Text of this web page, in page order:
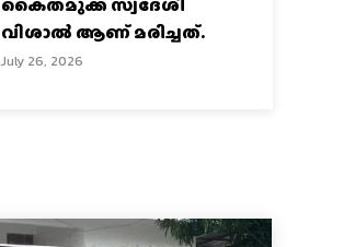
വിശാല്‍ ആണ് മരിച്ചത്.
July 26, 2026